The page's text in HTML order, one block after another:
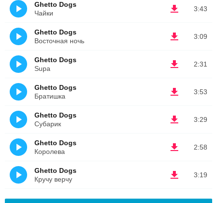
3:43
Ghetto Dogs
Чайки
3:09
Ghetto Dogs
Восточная ночь
2:31
Ghetto Dogs
Supa
3:53
Ghetto Dogs
Братишка
3:29
Ghetto Dogs
Субарик
2:58
Ghetto Dogs
Королева
3:19
Ghetto Dogs
Кручу верчу